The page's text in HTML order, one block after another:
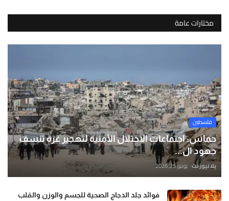
مختارات عامة
فلسطين
حماس: اجتماعات الاحتلال الأمنية لتهجير غزة تنسف
جهود ال...
يلا نيوز نت يونيو 25, 2026
فوائد جلد الدجاج الصحية للجسم والوزن والقلب